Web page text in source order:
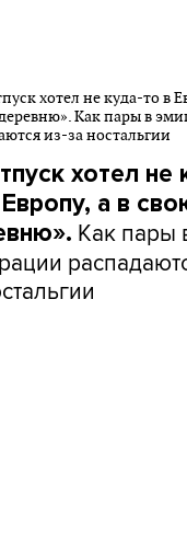
хотел не
а в
Как пары